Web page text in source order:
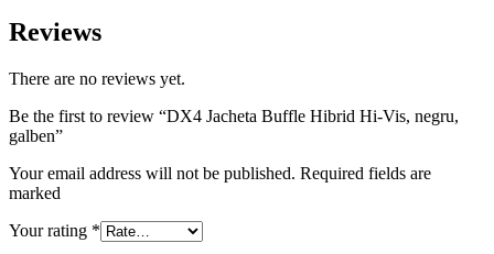
Reviews
There are no reviews yet.
Be the first to review “DX4 Jacheta Buffle Hibrid Hi-Vis, negru,
galben”
Your email address will not be published. Required fields are
marked
Your rating *